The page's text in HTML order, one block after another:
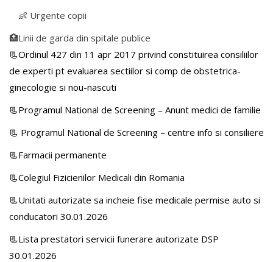
👶 Urgente copii
🏥Linii de garda din spitale publice
📃Ordinul 427 din 11 apr 2017 privind constituirea consiliilor
de experti pt evaluarea sectiilor si comp de obstetrica-
ginecologie si nou-nascuti
📃Programul National de Screening – Anunt medici de familie
📃 Programul National de Screening – centre info si consiliere
📃Farmacii permanente
📃Colegiul Fizicienilor Medicali din Romania
📃Unitati autorizate sa incheie fise medicale permise auto si
conducatori 30.01.2026
📃Lista prestatori servicii funerare autorizate DSP
30.01.2026